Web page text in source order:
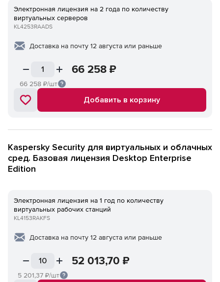
Электронная лицензия на 2 года по количеству
виртуальных серверов
KL4253RAADS
Доставка на почту 12 августа или раньше
66 258₽/шт
66 258 ₽
Добавить в корзину
Kaspersky Security для виртуальных и облачных
сред. Базовая лицензия Desktop Enterprise
Edition
Электронная лицензия на 1 год по количеству
виртуальных рабочих станций
KL4153RAKFS
Доставка на почту 12 августа или раньше
5 201,37₽/шт
52 013,70 ₽